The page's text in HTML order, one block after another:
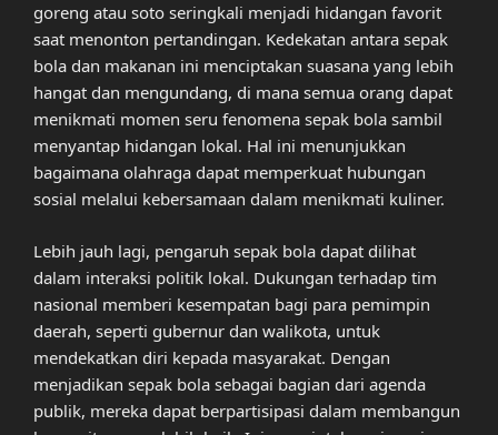
goreng atau soto seringkali menjadi hidangan favorit
saat menonton pertandingan. Kedekatan antara sepak
bola dan makanan ini menciptakan suasana yang lebih
hangat dan mengundang, di mana semua orang dapat
menikmati momen seru fenomena sepak bola sambil
menyantap hidangan lokal. Hal ini menunjukkan
bagaimana olahraga dapat memperkuat hubungan
sosial melalui kebersamaan dalam menikmati kuliner.
Lebih jauh lagi, pengaruh sepak bola dapat dilihat
dalam interaksi politik lokal. Dukungan terhadap tim
nasional memberi kesempatan bagi para pemimpin
daerah, seperti gubernur dan walikota, untuk
mendekatkan diri kepada masyarakat. Dengan
menjadikan sepak bola sebagai bagian dari agenda
publik, mereka dapat berpartisipasi dalam membangun